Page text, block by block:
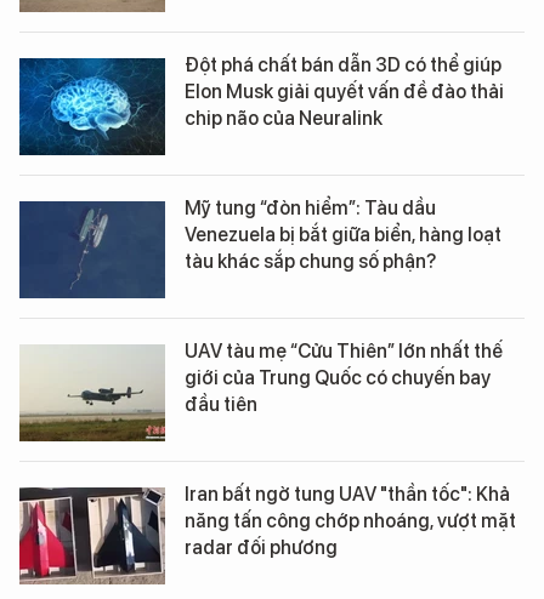
Đột phá chất bán dẫn 3D có thể giúp
Elon Musk giải quyết vấn đề đào thải
chip não của Neuralink
Mỹ tung “đòn hiểm”: Tàu dầu
Venezuela bị bắt giữa biển, hàng loạt
tàu khác sắp chung số phận?
UAV tàu mẹ “Cửu Thiên” lớn nhất thế
giới của Trung Quốc có chuyến bay
đầu tiên
Iran bất ngờ tung UAV "thần tốc": Khả
năng tấn công chớp nhoáng, vượt mặt
radar đối phương